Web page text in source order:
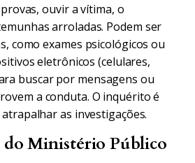
ouvir a vítima, o
arroladas. Podem ser
como exames psicológicos ou
eletrônicos (celulares,
buscar por mensagens ou
a conduta. O inquérito é
as investigações.
do Ministério Público